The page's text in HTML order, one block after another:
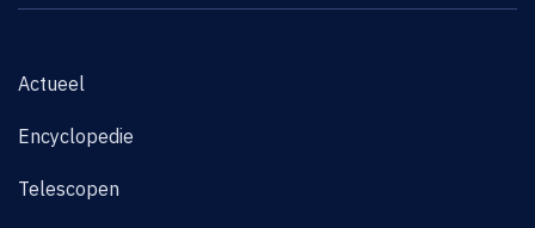
Actueel
Encyclopedie
Telescopen